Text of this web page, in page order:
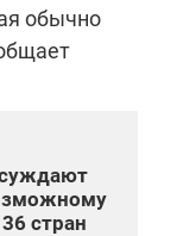
обычно
стран